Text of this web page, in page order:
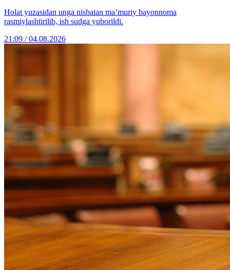
Holat yuzasidan unga nisbatan ma’muriy bayonnoma
rasmiylashtirilib, ish sudga yuborildi.
21:09 / 04.08.2026